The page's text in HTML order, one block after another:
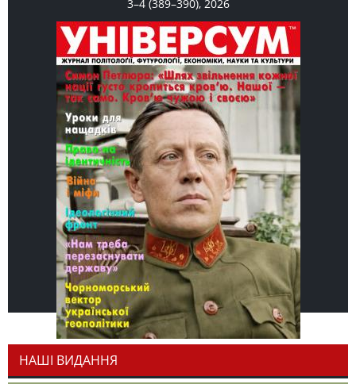
3–4 (389–390), 2026
НАШІ ВИДАННЯ